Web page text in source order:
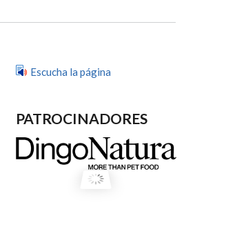
Escucha la página
PATROCINADORES